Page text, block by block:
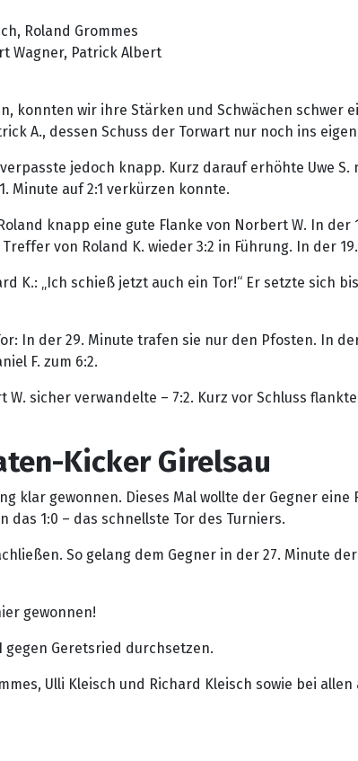
Roland Grommes
Wagner, Patrick Albert
konnten wir ihre Stärken und Schwächen
A., dessen Schuss der Torwart nur noch ins
jedoch knapp. Kurz darauf erhöhte Uwe
Minute auf 2:1 verkürzen konnte.
knapp eine gute Flanke von Norbert W. In der
von Roland K. wieder 3:2 in Führung. In der
K.: „Ich schieß jetzt auch ein Tor!“ Er setzte sich
In der 29. Minute trafen sie nur den Pfosten. In
F. zum 6:2.
sicher verwandelte – 7:2. Kurz vor Schluss
Kicker Girelsau
klar gewonnen. Dieses Mal wollte der Gegner
das 1:0 – das schnellste Tor des Turniers.
So gelang dem Gegner in der 27. Minute
gewonnen!
gegen Geretsried durchsetzen.
Ulli Kleisch und Richard Kleisch sowie bei